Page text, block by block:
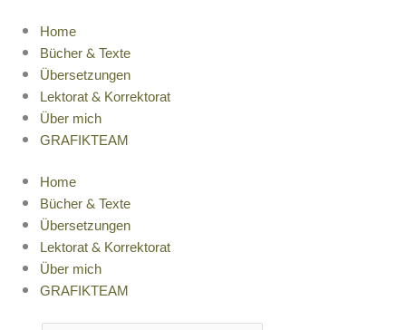
Inhalt
springen
Home
Bücher & Texte
Übersetzungen
Lektorat & Korrektorat
Über mich
GRAFIKTEAM
Home
Bücher & Texte
Übersetzungen
Lektorat & Korrektorat
Über mich
GRAFIKTEAM